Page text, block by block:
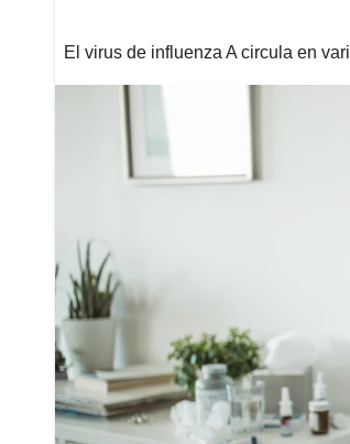
El virus de influenza A circula en